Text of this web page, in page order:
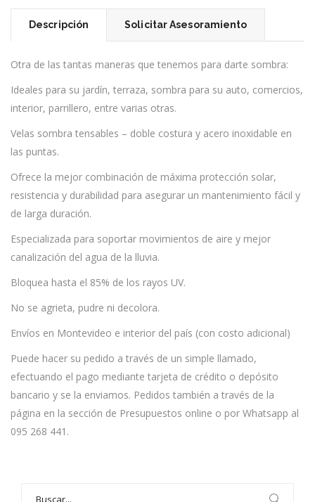
Descripción Solicitar Asesoramiento
Otra de las tantas maneras que tenemos para darte sombra:
Ideales para su jardín, terraza, sombra para su auto, comercios,
interior, parrillero, entre varias otras.
Velas sombra tensables – doble costura y acero inoxidable en
las puntas.
Ofrece la mejor combinación de máxima protección solar,
resistencia y durabilidad para asegurar un mantenimiento fácil y
de larga duración.
Especializada para soportar movimientos de aire y mejor
canalización del agua de la lluvia.
Bloquea hasta el 85% de los rayos UV.
No se agrieta, pudre ni decolora.
Envíos en Montevideo e interior del país (con costo adicional)
Puede hacer su pedido a través de un simple llamado,
efectuando el pago mediante tarjeta de crédito o depósito
bancario y se la enviamos. Pedidos también a través de la
página en la sección de Presupuestos online o por Whatsapp al
095 268 441.